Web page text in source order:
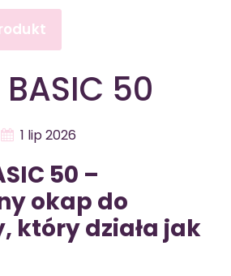
50
1 lip 2026
50 –
okap do
który działa jak